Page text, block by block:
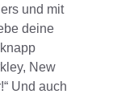
und mit
deine
New
Und auch